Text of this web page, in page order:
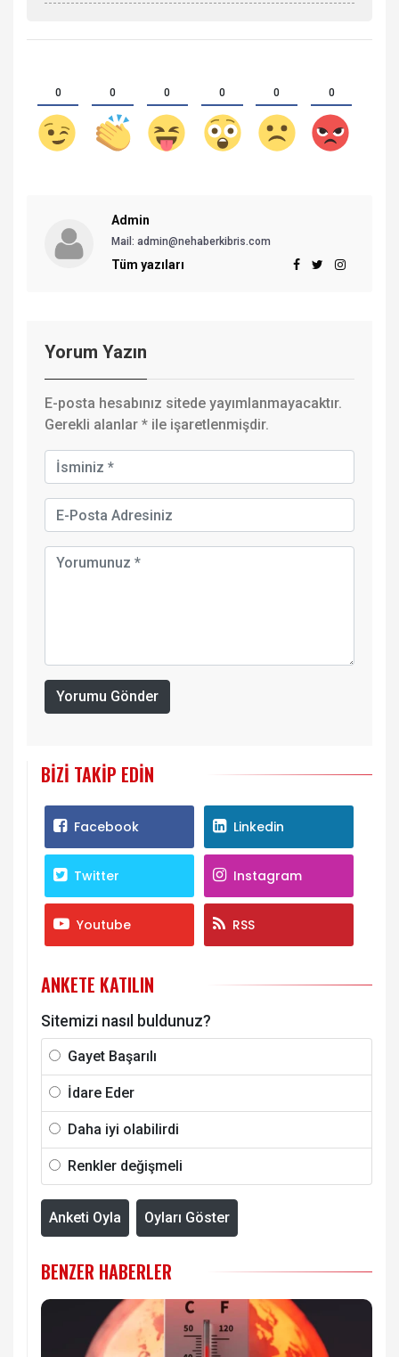
0 0 0 0 0 0
Admin
Mail: admin@nehaberkibris.com
Tüm yazıları
Yorum Yazın
E-posta hesabınız sitede yayımlanmayacaktır.
Gerekli alanlar * ile işaretlenmişdir.
Yorumu Gönder
BIZI TAKIP EDIN
Facebook Linkedin
Twitter Instagram
Youtube RSS
ANKETE KATILIN
Sitemizi nasıl buldunuz?
Gayet Başarılı
İdare Eder
Daha iyi olabilirdi
Renkler değişmeli
Anketi Oyla Oyları Göster
BENZER HABERLER